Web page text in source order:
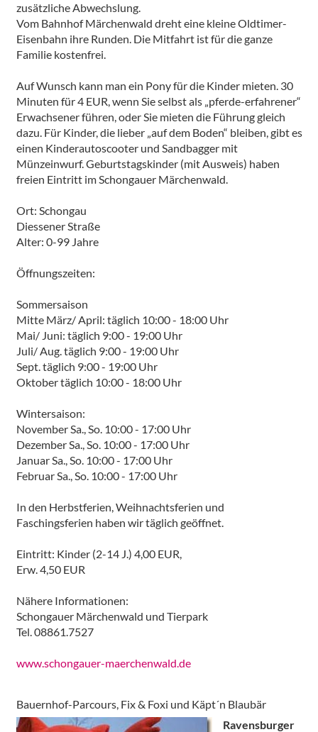
zusätzliche Abwechslung.
Vom Bahnhof Märchenwald dreht eine kleine Oldtimer-
Eisenbahn ihre Runden. Die Mitfahrt ist für die ganze
Familie kostenfrei.
Auf Wunsch kann man ein Pony für die Kinder mieten. 30
Minuten für 4 EUR, wenn Sie selbst als „pferde-erfahrener“
Erwachsener führen, oder Sie mieten die Führung gleich
dazu. Für Kinder, die lieber „auf dem Boden“ bleiben, gibt es
einen Kinderautoscooter und Sandbagger mit
Münzeinwurf. Geburtstagskinder (mit Ausweis) haben
freien Eintritt im Schongauer Märchenwald.
Ort: Schongau
Diessener Straße
Alter: 0-99 Jahre
Öffnungszeiten:
Sommersaison
Mitte März/ April: täglich 10:00 - 18:00 Uhr
Mai/ Juni: täglich 9:00 - 19:00 Uhr
Juli/ Aug. täglich 9:00 - 19:00 Uhr
Sept. täglich 9:00 - 19:00 Uhr
Oktober täglich 10:00 - 18:00 Uhr
Wintersaison:
November Sa., So. 10:00 - 17:00 Uhr
Dezember Sa., So. 10:00 - 17:00 Uhr
Januar Sa., So. 10:00 - 17:00 Uhr
Februar Sa., So. 10:00 - 17:00 Uhr
In den Herbstferien, Weihnachtsferien und
Faschingsferien haben wir täglich geöffnet.
Eintritt: Kinder (2-14 J.) 4,00 EUR,
Erw. 4,50 EUR
Nähere Informationen:
Schongauer Märchenwald und Tierpark
Tel. 08861.7527
www.schongauer-maerchenwald.de
Bauernhof-Parcours, Fix & Foxi und Käpt´n Blaubär
Ravensburger